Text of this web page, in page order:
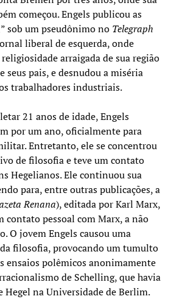
começou. Engels publicou as
sob um pseudônimo no Telegraph
liberal de esquerda, onde
arraigada de sua região
seus pais, e desnudou a miséria
trabalhadores industriais.
21 anos de idade, Engels
por um ano, oficialmente para
Entretanto, ele se concentrou
de filosofia e teve um contato
Hegelianos. Ele continuou sua
para, entre outras publicações, a
Renana), editada por Karl Marx,
contato pessoal com Marx, a não
O jovem Engels causou uma
filosofia, provocando um tumulto
ensaios polêmicos anonimamente
de Schelling, que havia
Hegel na Universidade de Berlim.